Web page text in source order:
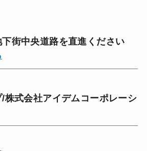
街中央道路を直進ください
株式会社アイデムコーポレーシ